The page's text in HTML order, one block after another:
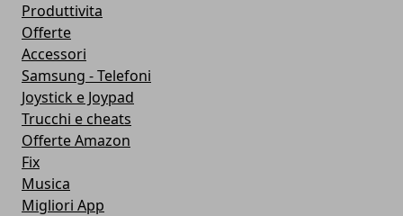
Produttivita
Offerte
Accessori
Samsung - Telefoni
Joystick e Joypad
Trucchi e cheats
Offerte Amazon
Fix
Musica
Migliori App